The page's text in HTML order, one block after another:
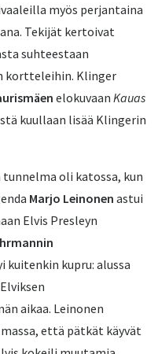
myös perjantaina
Tekijät kertoivat
suhteestaan
kortteleihin. Klinger
elokuvaan Kauas
kuullaan lisää Klingerin
oli katossa, kun
Marjo Leinonen astui
Elvis Presleyn
kupru: alussa
aikaa. Leinonen
että pätkät käyvät